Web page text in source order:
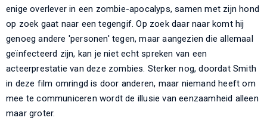
enige overlever in een zombie-apocalyps, samen met zijn hond
op zoek gaat naar een tegengif. Op zoek daar naar komt hij
genoeg andere 'personen' tegen, maar aangezien die allemaal
geïnfecteerd zijn, kan je niet echt spreken van een
acteerprestatie van deze zombies. Sterker nog, doordat Smith
in deze film omringd is door anderen, maar niemand heeft om
mee te communiceren wordt de illusie van eenzaamheid alleen
maar groter.